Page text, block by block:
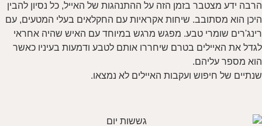
הרבה ידע מצטבר בזמן הזה על ההתנהגות של האייל, כל נסיון להבין
היכן הוא מסתובב. שיחות אקראיות עם החקלאים בעלי המטעים, עם
רינג'רים שומרי טבע. מפגש מרגש במיוחד עם האיש שהיה אחראי
לגדל את האיילים בטרם שיחררו אותם לטבע ודמעות בעיניו כאשר
הוא מספר עליהם.
שנתיים של חיפוש ועקבות האיילים לא נמצאו.